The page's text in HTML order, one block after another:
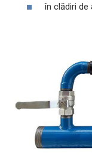
în clădiri de